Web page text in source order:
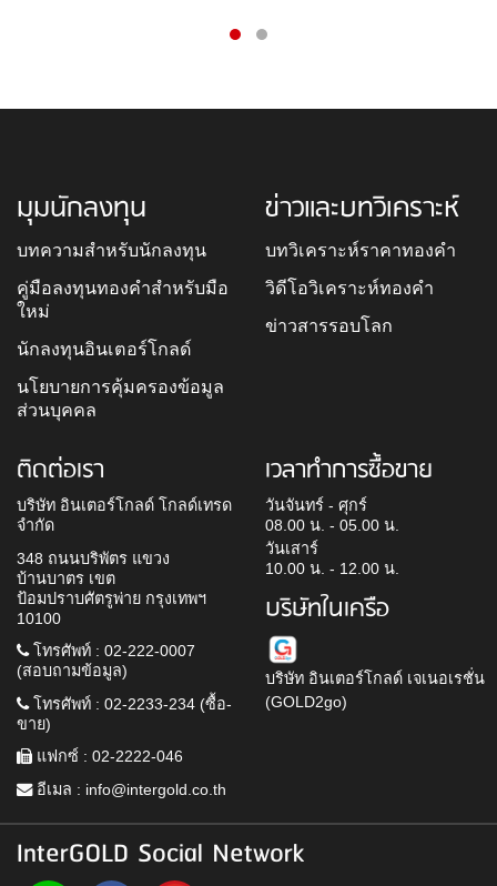
มุมนักลงทุน
บทความสำหรับนักลงทุน
คู่มือลงทุนทองคำสำหรับมือ
ใหม่
นักลงทุนอินเตอร์โกลด์
นโยบายการคุ้มครองข้อมูล
ส่วนบุคคล
ข่าวและบทวิเคราะห์
บทวิเคราะห์ราคาทองคำ
วิดีโอวิเคราะห์ทองคำ
ข่าวสารรอบโลก
ติดต่อเรา
บริษัท อินเตอร์โกลด์ โกลด์เทรด
จำกัด
348 ถนนบริพัตร แขวง
บ้านบาตร เขต
ป้อมปราบศัตรูพ่าย กรุงเทพฯ
10100
โทรศัพท์ : 02-222-0007
(สอบถามข้อมูล)
โทรศัพท์ : 02-2233-234 (ซื้อ-
ขาย)
แฟกซ์ : 02-2222-046
อีเมล : info@intergold.co.th
เวลาทำการซื้อขาย
วันจันทร์ - ศุกร์
08.00 น. - 05.00 น.
วันเสาร์
10.00 น. - 12.00 น.
บริษัทในเครือ
บริษัท อินเตอร์โกลด์ เจเนอเรชั่น
(GOLD2go)
InterGOLD Social Network